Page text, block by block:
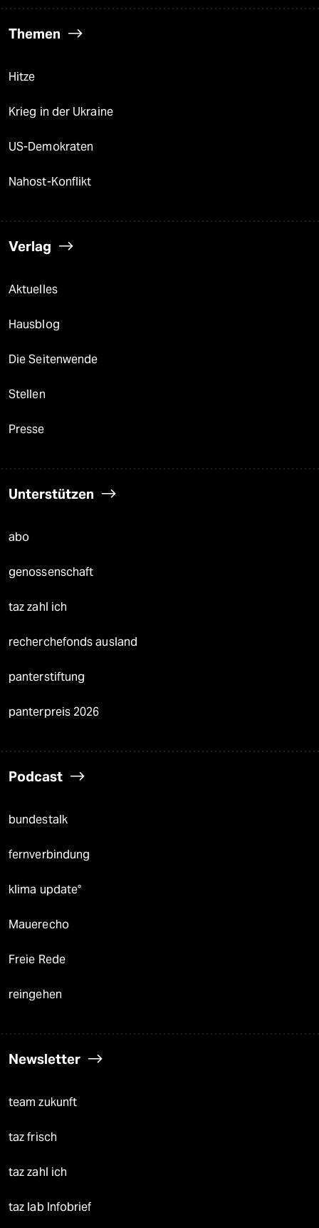
Themen
Hitze
Krieg in der Ukraine
US-Demokraten
Nahost-Konflikt
Verlag
Aktuelles
Hausblog
Die Seitenwende
Stellen
Presse
Unterstützen
abo
genossenschaft
taz zahl ich
recherchefonds ausland
panterstiftung
panterpreis 2026
Podcast
bundestalk
fernverbindung
klima update°
Mauerecho
Freie Rede
reingehen
Newsletter
team zukunft
taz frisch
taz zahl ich
taz lab Infobrief